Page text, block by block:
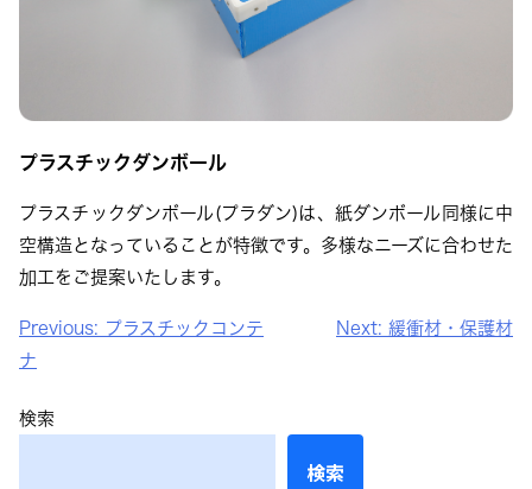
プラスチックダンボール
プラスチックダンボール(プラダン)は、紙ダンボール同様に中
空構造となっていることが特徴です。多様なニーズに合わせた
加工をご提案いたします。
投
稿
ビ
Previous: プラスチックコンテ
ナ
Next: 緩衝材・保護材
検索
検索